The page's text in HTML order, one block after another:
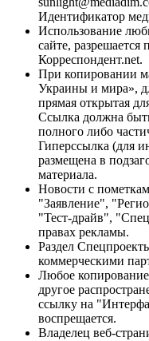
Идентификатор
Использование
сайте,
Корреспондент.net.
При копировании
Украины и мира»,
прямая открытая
Ссылка должна
полного либо
Гиперссылка (для
размещена в
материала.
Новости с
"Заявление",
"Тест-драйв",
правах рекламы.
Раздел
коммерческими
Любое
другое
ссылку на
воспрещается.
Владелец веб-